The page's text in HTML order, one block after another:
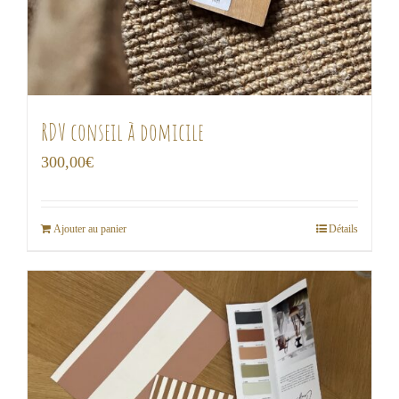
RDV conseil à domicile
300,00€
Ajouter au panier Détails